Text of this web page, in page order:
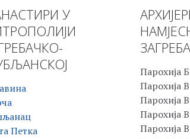
У
Петка
Парохија
Парохија
Парохија
Парохија
Парохија